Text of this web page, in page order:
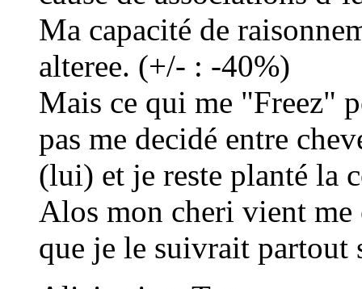
Ma capacité de
alteree. (+/- : -40%)
Mais ce qui me "Freez"
pas me decidé entre
(lui) et je reste planté la
Alos mon cheri vient me
que je le suivrait partout